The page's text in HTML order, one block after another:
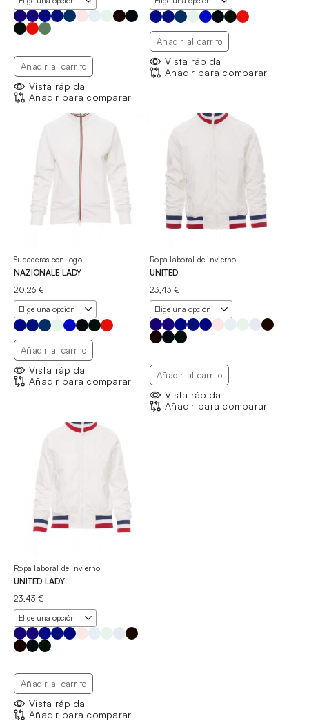
Añadir al carrito
Vista rápida
Añadir para comparar
Añadir al carrito
Vista rápida
Añadir para comparar
Sudaderas con logo
NAZIONALE LADY
20,26 €
Añadir al carrito
Vista rápida
Añadir para comparar
Ropa laboral de invierno
UNITED
23,43 €
Añadir al carrito
Vista rápida
Añadir para comparar
Ropa laboral de invierno
UNITED LADY
23,43 €
Añadir al carrito
Vista rápida
Añadir para comparar